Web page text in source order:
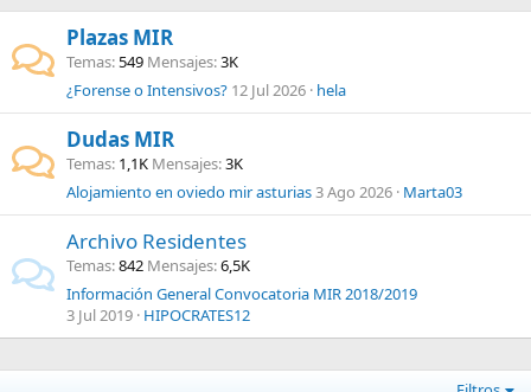
Plazas MIR
Temas 549 Mensajes 3K
¿Forense o Intensivos? 12 Jul 2026 hela
Dudas MIR
Temas 1,1K Mensajes 3K
Alojamiento en oviedo mir asturias3 Ago 2026 Marta03
Archivo Residentes
Temas 842 Mensajes 6,5K
Información General Convocatoria MIR 2018/2019
3 Jul 2019 HIPOCRATES12